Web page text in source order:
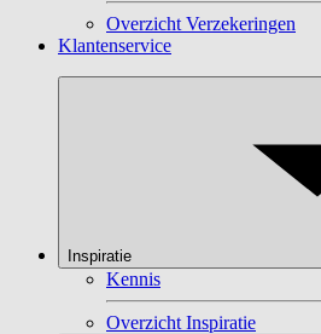
Overzicht Verzekeringen
Klantenservice
Inspiratie
Kennis
Overzicht Inspiratie